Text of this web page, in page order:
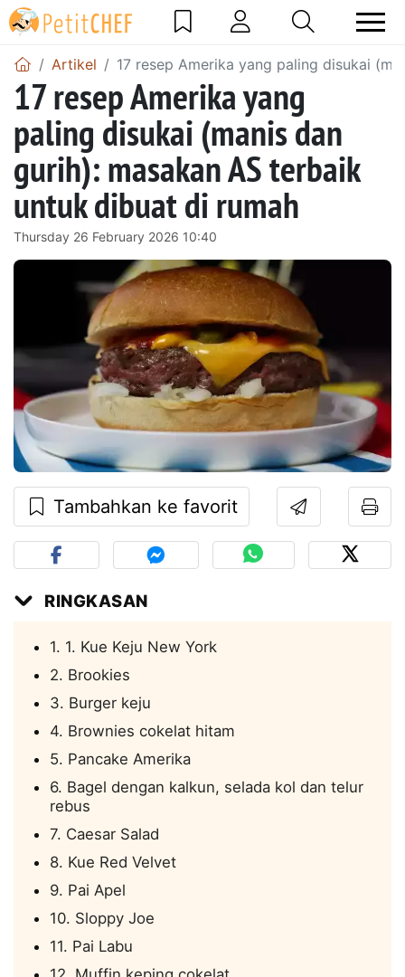
Artikel 17 resep Amerika yang paling disukai
17 resep Amerika yang
paling disukai (manis dan
gurih): masakan AS terbaik
untuk dibuat di rumah
Thursday 26 February 2026 10:40
Tambahkan ke favorit
RINGKASAN
1. 1. Kue Keju New York
2. Brookies
3. Burger keju
4. Brownies cokelat hitam
5. Pancake Amerika
6. Bagel dengan kalkun, selada kol dan telur
rebus
7. Caesar Salad
8. Kue Red Velvet
9. Pai Apel
10. Sloppy Joe
11. Pai Labu